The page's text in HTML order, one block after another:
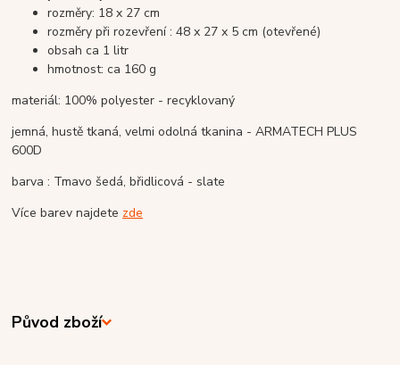
rozměry: 18 x 27 cm
rozměry při rozevření : 48 x 27 x 5 cm (otevřené)
obsah ca 1 litr
hmotnost: ca 160 g
materiál: 100% polyester - recyklovaný
jemná, hustě tkaná, velmi odolná tkanina - ARMATECH PLUS
600D
barva : Tmavo šedá, břidlicová - slate
Více barev najdete zde
Původ zboží